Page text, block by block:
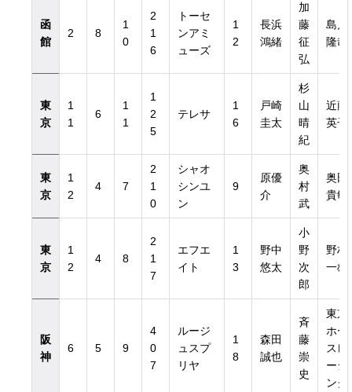
函
館
2 8
1
0
2
1
6
トーセ
ンアミ
ューズ
1
2
長浜
鴻緒
加
藤
征
弘
島川
隆哉
東
京
1
1
6
1
1
1
2
5
テレサ
1
6
戸崎
圭太
杉
山
晴
紀
近藤
英子
東
京
1
2
4 7
2
1
0
シャオ
シンユ
ン
9
原優
介
奥
村
武
奥田
貴敏
東
京
1
2
4 8
2
1
7
エフエ
イト
1
3
野中
悠太
小
野
次
郎
野村
一雄
阪
神
6 5 9
4
0
7
ルージ
ュスプ
リヤ
1
8
森田
誠也
斉
藤
崇
史
東京
ホー
スレ
ーシ
ング